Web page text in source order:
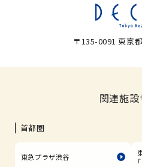
〒135-0091 東京
関連施設
首都圏
東急プラザ渋谷